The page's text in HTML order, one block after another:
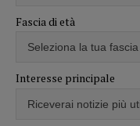
Fascia di età
Interesse principale